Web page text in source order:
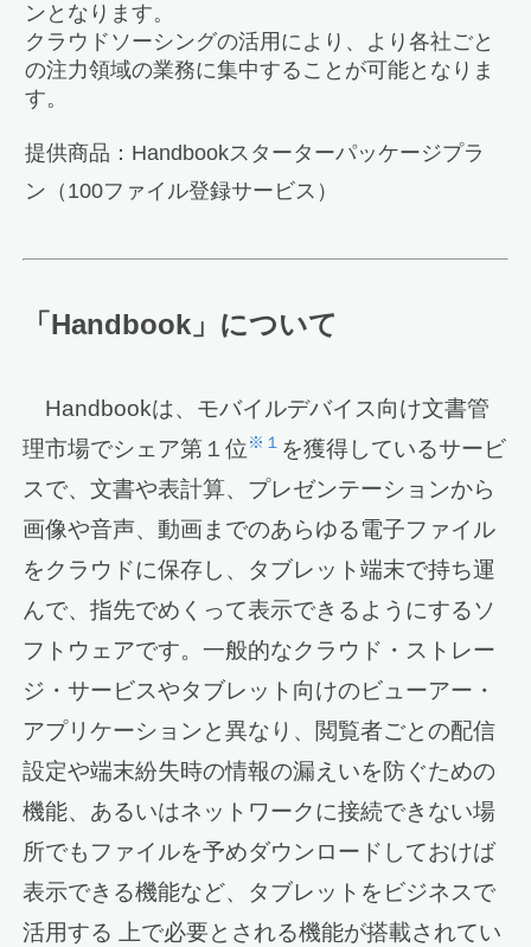
ンとなります。
クラウドソーシングの活用により、より各社ごと
の注力領域の業務に集中することが可能となりま
す。
提供商品：Handbookスターターパッケージプラ
ン（100ファイル登録サービス）
「Handbook」について
Handbookは、モバイルデバイス向け文書管
理市場でシェア第１位※１ を獲得しているサービ
スで、文書や表計算、プレゼンテーションから
画像や音声、動画までのあらゆる電子ファイル
をクラウドに保存し、タブレット端末で持ち運
んで、指先でめくって表示できるようにするソ
フトウェアです。一般的なクラウド・ストレー
ジ・サービスやタブレット向けのビューアー・
アプリケーションと異なり、閲覧者ごとの配信
設定や端末紛失時の情報の漏えいを防ぐための
機能、あるいはネットワークに接続できない場
所でもファイルを予めダウンロードしておけば
表示できる機能など、タブレットをビジネスで
活用する 上で必要とされる機能が搭載されてい